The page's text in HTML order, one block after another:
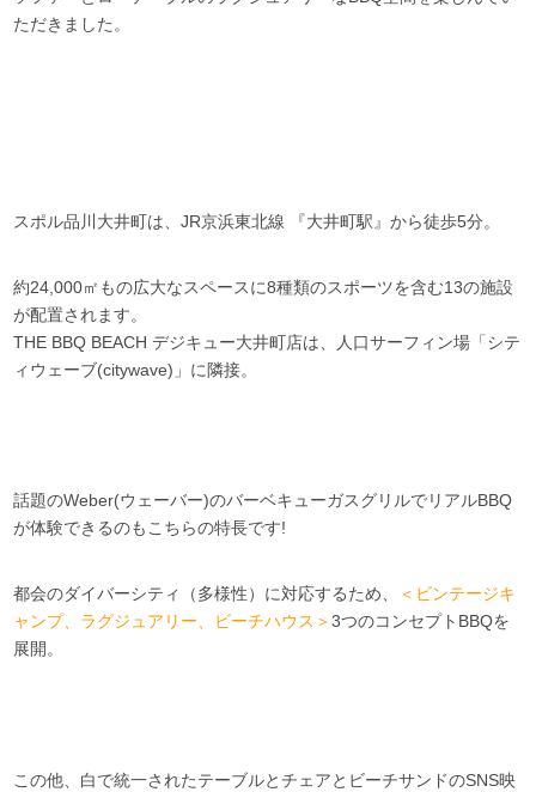
ただきました。
スポル品川大井町は、JR京浜東北線 『大井町駅』から徒歩5分。
約24,000㎡もの広大なスペースに8種類のスポーツを含む13の施設
が配置されます。
THE BBQ BEACH デジキュー大井町店は、人口サーフィン場「シテ
ィウェーブ(citywave)」に隣接。
話題のWeber(ウェーバー)のバーベキューガスグリルでリアルBBQ
が体験できるのもこちらの特長です!
都会のダイバーシティ（多様性）に対応するため、
＜ビンテージキ
ャンプ、ラグジュアリー、ビーチハウス＞3つのコンセプトBBQを
展開。
この他、白で統一されたテーブルとチェアとビーチサンドのSNS映